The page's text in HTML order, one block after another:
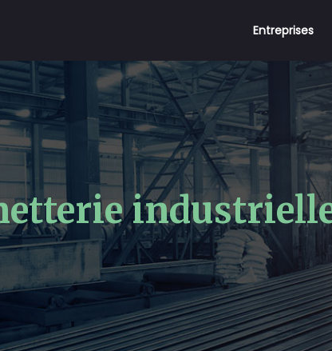
Entreprises